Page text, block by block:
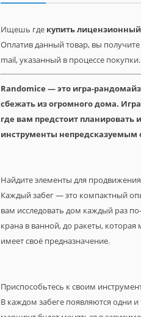
Ищешь где купить
Оплатив данный товар, вы
mail, указанный в процессе покупки.
Randomice — это игра-
сбежать из огромного дома.
где вам предстоит планировать
инструменты непредсказуемым
Найдите элементы для
Каждый забег — это компактный
вам исследовать дом каждый раз
крана в ванной, до ракеты,
имеет своё предназначение.
Приспособьтесь к своим
В каждом забеге появляются одни